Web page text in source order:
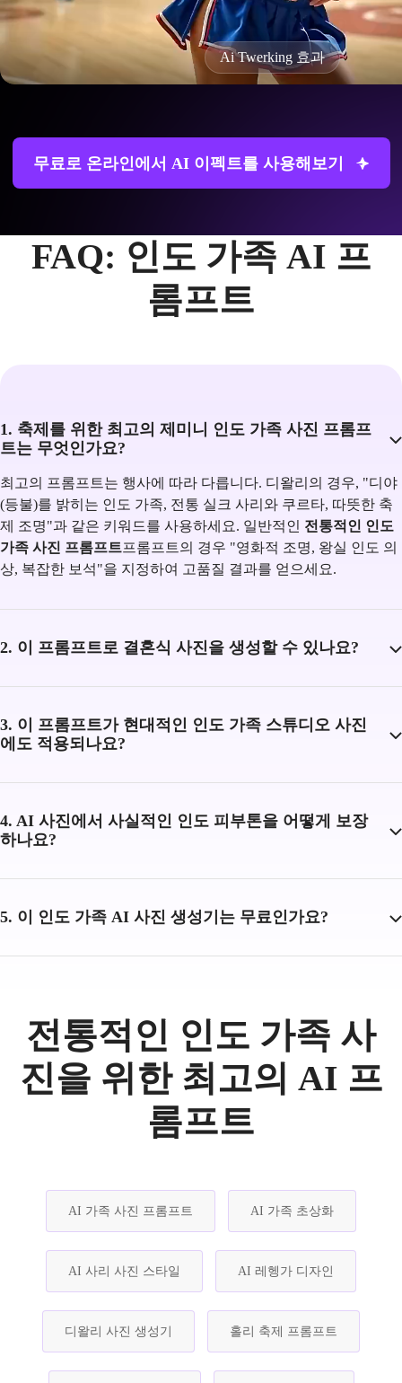
Ai Twerking 효과
무료로 온라인에서 AI 이펙트를 사용해보기
FAQ: 인도 가족 AI 프
롬프트
1. 축제를 위한 최고의 제미니 인도 가족 사진 프롬프
트는 무엇인가요?
최고의 프롬프트는 행사에 따라 다릅니다. 디왈리의 경우, "디야
(등불)를 밝히는 인도 가족, 전통 실크 사리와 쿠르타, 따뜻한 축
제 조명"과 같은 키워드를 사용하세요. 일반적인 전통적인 인도
가족 사진 프롬프트프롬프트의 경우 "영화적 조명, 왕실 인도 의
상, 복잡한 보석"을 지정하여 고품질 결과를 얻으세요.
2. 이 프롬프트로 결혼식 사진을 생성할 수 있나요?
3. 이 프롬프트가 현대적인 인도 가족 스튜디오 사진
에도 적용되나요?
4. AI 사진에서 사실적인 인도 피부톤을 어떻게 보장
하나요?
5. 이 인도 가족 AI 사진 생성기는 무료인가요?
전통적인 인도 가족 사
진을 위한 최고의 AI 프
롬프트
AI 가족 사진 프롬프트 AI 가족 초상화
AI 사리 사진 스타일 AI 레헹가 디자인
디왈리 사진 생성기 홀리 축제 프롬프트